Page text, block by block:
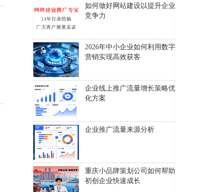
如何做好网站建设以提升企业
竞争力
2026年中小企业如何利用数字
营销实现高效获客
企业线上推广流量增长策略优
化方案
企业推广流量来源分析
重庆小品牌策划公司如何帮助
初创企业快速成长